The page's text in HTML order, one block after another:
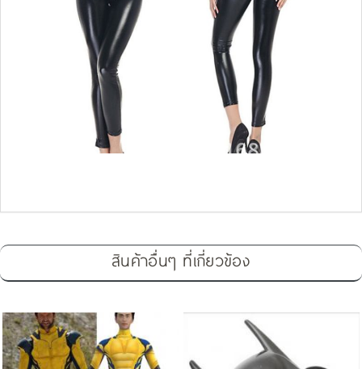
สินค้าอื่นๆ ที่เกี่ยวข้อง